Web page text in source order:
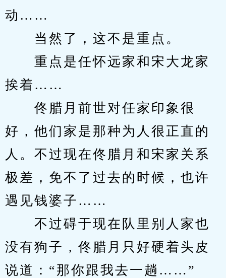
动……
当然了，这不是重点。
重点是任怀远家和宋大龙家
挨着……
佟腊月前世对任家印象很
好，他们家是那种为人很正直的
人。不过现在佟腊月和宋家关系
极差，免不了过去的时候，也许
遇见钱婆子……
不过碍于现在队里别人家也
没有狗子，佟腊月只好硬着头皮
说道：“那你跟我去一趟……”